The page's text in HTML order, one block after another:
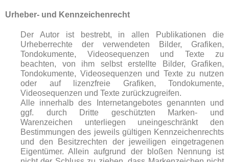
Urheber- und Kennzeichenrecht
Der Autor ist bestrebt, in allen Publikationen die
Urheberrechte der verwendeten Bilder, Grafiken,
Tondokumente, Videosequenzen und Texte zu
beachten, von ihm selbst erstellte Bilder, Grafiken,
Tondokumente, Videosequenzen und Texte zu nutzen
oder auf lizenzfreie Grafiken, Tondokumente,
Videosequenzen und Texte zurückzugreifen.
Alle innerhalb des Internetangebotes genannten und
ggf. durch Dritte geschützten Marken- und
Warenzeichen unterliegen uneingeschränkt den
Bestimmungen des jeweils gültigen Kennzeichenrechts
und den Besitzrechten der jeweiligen eingetragenen
Eigentümer. Allein aufgrund der bloßen Nennung ist